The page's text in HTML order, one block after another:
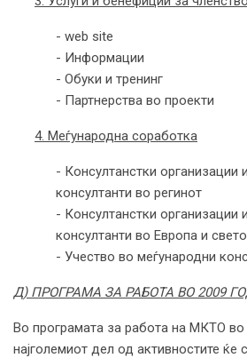
- web site
- Информации
- Обуки и тренинг
- Партнерства во проекти
4. Меѓународна соработка
- Консултанстки организации
консултанти во регинот
- Консултанстки организации
консултанти во Европа и
- Учество во меѓународни
Д) ПРОГРАМА ЗА РАБОТА ВО 2009
Во програмата за работа на МКТО во
најголемиот дел од активностите ќе